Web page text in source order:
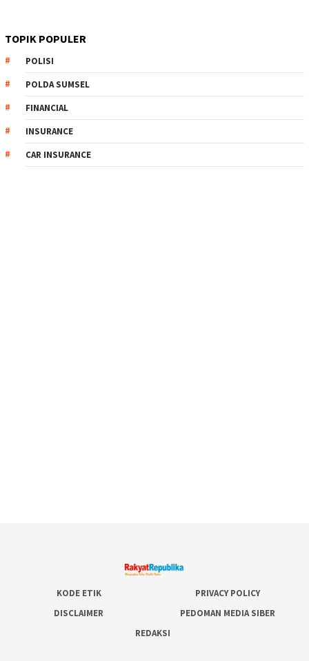
TOPIK POPULER
POLISI
POLDA SUMSEL
FINANCIAL
INSURANCE
CAR INSURANCE
KODE ETIK
PRIVACY POLICY
DISCLAIMER
PEDOMAN MEDIA SIBER
REDAKSI